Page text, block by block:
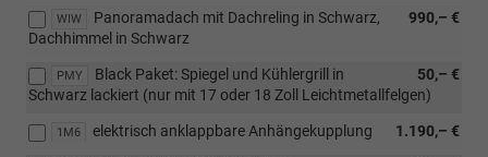
WIW 990,– €
Panoramadach mit Dachreling in Schwarz,
Dachhimmel in Schwarz
PMY 50,– €
Black Paket: Spiegel und Kühlergrill in
Schwarz lackiert (nur mit 17 oder 18 Zoll Leichtmetallfelgen)
1M6 1.190,– €
elektrisch anklappbare Anhängekupplung